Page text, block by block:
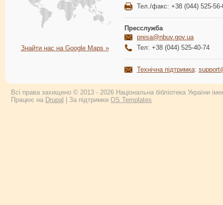
Знайти нас на Google Maps »
Тел./факс: +38 (044) 525-56-
Пресслужба
presa@nbuv.gov.ua
Тел: +38 (044) 525-40-74
Технічна підтримка:
Всі права захищено © 2013 - 2026 Національна бібліотека України
Працює на Drupal | За підтримки OS Templates